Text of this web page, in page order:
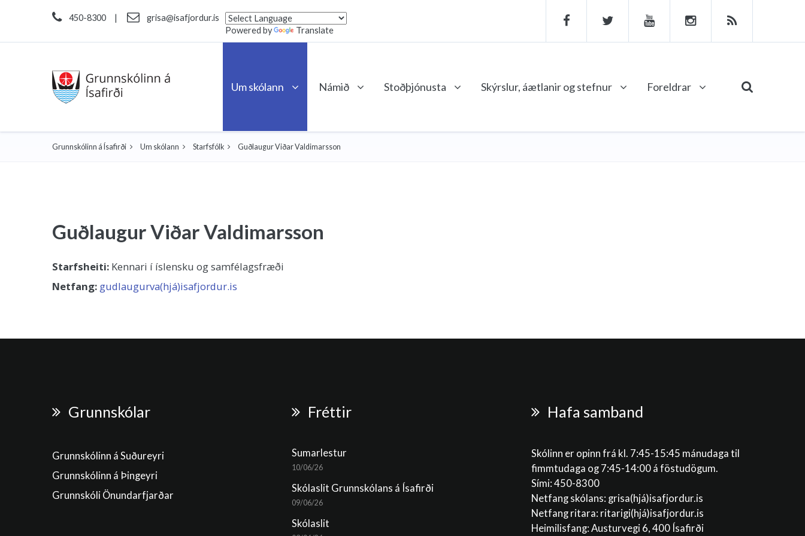
450-8300 |
grisa@isafjordur.is
Powered by
Translate
Um skólann Námið Stoðþjónusta Skýrslur, áætlanir og stefnur Foreldrar
Grunnskólinn á Ísafirði Um skólann Starfsfólk Guðlaugur Viðar Valdimarsson
Guðlaugur Viðar Valdimarsson
Starfsheiti: Kennari í íslensku og samfélagsfræði
Netfang: gudlaugurva(hjá)isafjordur.is
Grunnskólar
Grunnskólinn á Suðureyri
Grunnskólinn á Þingeyri
Grunnskóli Önundarfjarðar
Fréttir
Sumarlestur
10/06/26
Skólaslit Grunnskólans á Ísafirði
09/06/26
Skólaslit
Hafa samband
Skólinn er opinn frá kl. 7:45-15:45 mánudaga til
fimmtudaga og 7:45-14:00 á föstudögum.
Sími: 450-8300
Netfang skólans: grisa(hjá)isafjordur.is
Netfang ritara: ritarigi(hjá)isafjordur.is
Heimilisfang: Austurvegi 6, 400 Ísafirði